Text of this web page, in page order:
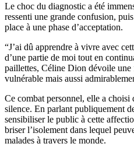
Le choc du diagnostic a été
ressenti une grande confusion,
place à une phase d’acceptation.
“J’ai dû apprendre à vivre avec
d’une partie de moi tout en
paillettes, Céline Dion dévoile une
vulnérable mais aussi
Ce combat personnel, elle a choisi
silence. En parlant publiquement
sensibiliser le public à cette
briser l’isolement dans lequel
malades à travers le monde.